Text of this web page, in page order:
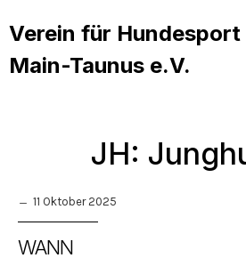
Verein für Hundesport
Main-Taunus e.V.
JH:
11 Oktober 2025
WANN